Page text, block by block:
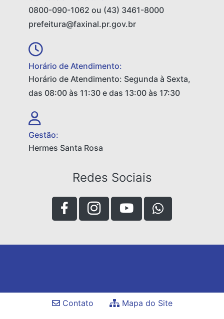
0800-090-1062 ou (43) 3461-8000
prefeitura@faxinal.pr.gov.br
Horário de Atendimento:
Horário de Atendimento: Segunda à Sexta,
das 08:00 às 11:30 e das 13:00 às 17:30
Gestão:
Hermes Santa Rosa
Redes Sociais
Contato
Mapa do Site